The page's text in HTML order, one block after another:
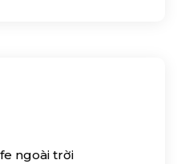
ngoài trời